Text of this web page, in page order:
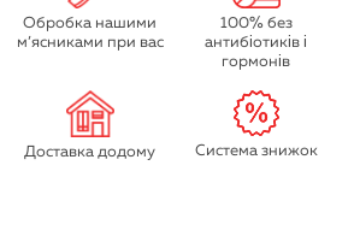
Обробка нашими
м’ясниками при вас
100% без
антибіотиків і
гормонів
Доставка додому Система знижок